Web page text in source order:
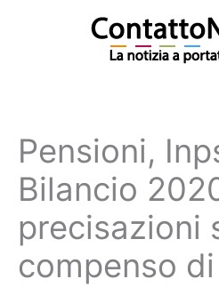
Pensioni,
Bilancio
precisazioni
compenso